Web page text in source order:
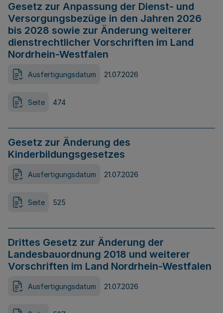
Gesetz zur Anpassung der Dienst- und
Versorgungsbezüge in den Jahren 2026
bis 2028 sowie zur Änderung weiterer
dienstrechtlicher Vorschriften im Land
Nordrhein-Westfalen
Ausfertigungsdatum 21.07.2026
Seite 474
Gesetz zur Änderung des
Kinderbildungsgesetzes
Ausfertigungsdatum 21.07.2026
Seite 525
Drittes Gesetz zur Änderung der
Landesbauordnung 2018 und weiterer
Vorschriften im Land Nordrhein-Westfalen
Ausfertigungsdatum 21.07.2026